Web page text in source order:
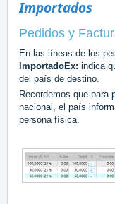
Importados
Pedidos y
En las líneas de los
ImportadoEx: indica
del país de destino.
Recordemos que para
nacional, el país
persona física.